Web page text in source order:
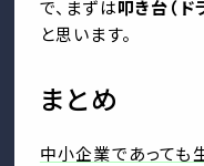
で、まずは叩き台（ド
と思います。
まとめ
中小企業であっても